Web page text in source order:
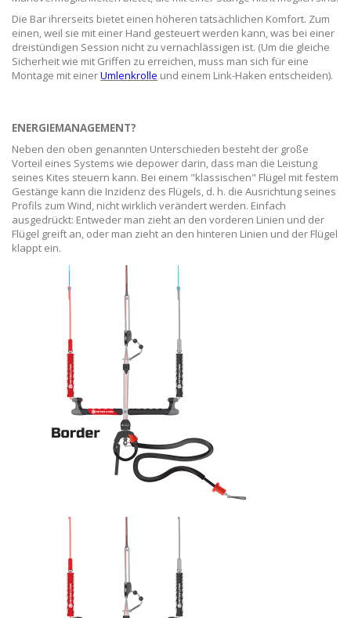
Die Bar ihrerseits bietet einen höheren tatsächlichen Komfort. Zum
einen, weil sie mit einer Hand gesteuert werden kann, was bei einer
dreistündigen Session nicht zu vernachlässigen ist. (Um die gleiche
Sicherheit wie mit Griffen zu erreichen, muss man sich für eine
Montage mit einerUmlenkrolle und einem Link-Haken entscheiden).
ENERGIEMANAGEMENT?
Neben den oben genannten Unterschieden besteht der große
Vorteil eines Systems wie depower darin, dass man die Leistung
seines Kites steuern kann. Bei einem "klassischen" Flügel mit festem
Gestänge kann die Inzidenz des Flügels, d. h. die Ausrichtung seines
Profils zum Wind, nicht wirklich verändert werden. Einfach
ausgedrückt: Entweder man zieht an den vorderen Linien und der
Flügel greift an, oder man zieht an den hinteren Linien und der Flügel
klappt ein.